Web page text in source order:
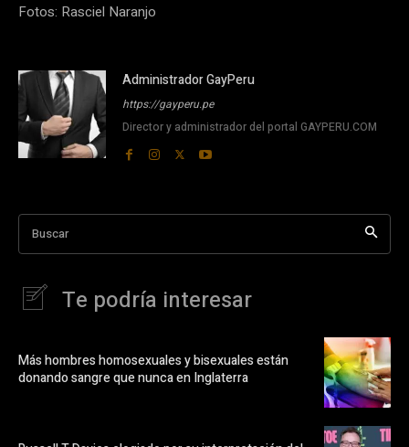
Fotos: Rasciel Naranjo
Administrador GayPeru
https://gayperu.pe
Director y administrador del portal GAYPERU.COM
Buscar
Te podría interesar
Más hombres homosexuales y bisexuales están
donando sangre que nunca en Inglaterra